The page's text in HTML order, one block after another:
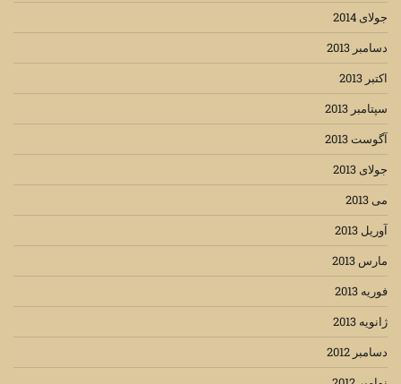
جولای 2014
دسامبر 2013
اکتبر 2013
سپتامبر 2013
آگوست 2013
جولای 2013
می 2013
آوریل 2013
مارس 2013
فوریه 2013
ژانویه 2013
دسامبر 2012